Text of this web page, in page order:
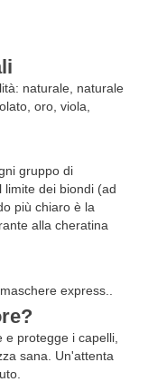
naturale, naturale
oro, viola,
gruppo di
dei biondi (ad
più chiaro è la
alla cheratina
express..
protegge i capelli,
sana. Un'attenta